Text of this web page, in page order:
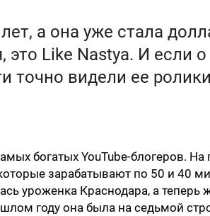
а она уже стала
Like Nastya. И если о
точно видели ее
богатых YouTube-блогеров.
зарабатывают по 50 и 40
уроженка Краснодара, а теперь
году она была на седьмой